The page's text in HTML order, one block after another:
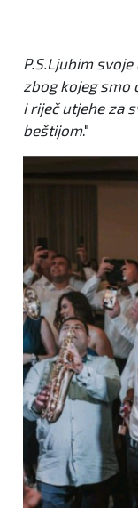
P.S.Ljubim
zbog kojeg smo
i riječ utjehe za
beštijom."